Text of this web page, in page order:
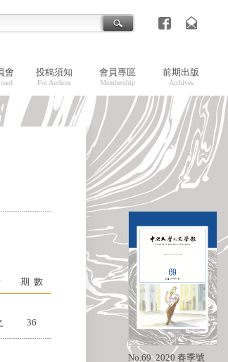
會 投稿須知
For Authors
會員專區
Membership
前期出版
Archives
期 數
36
No.69 2020 春季號